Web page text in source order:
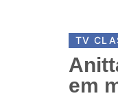
TV
em